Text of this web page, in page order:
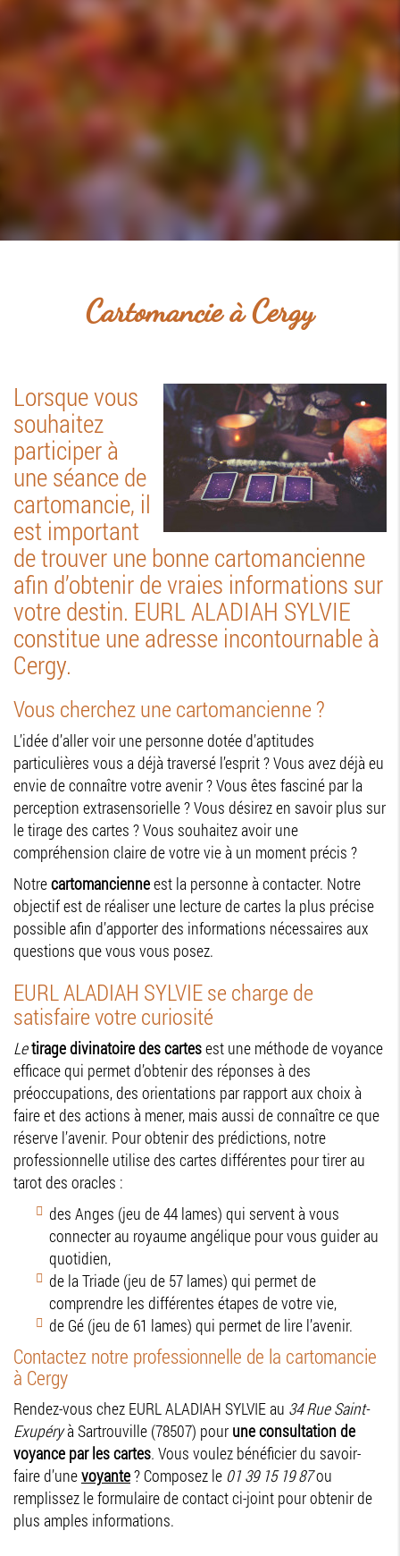
Cartomancie à Cergy
Lorsque vous
souhaitez
participer à
une séance de
cartomancie, il
est important
de trouver une bonne cartomancienne
afin d’obtenir de vraies informations sur
votre destin. EURL ALADIAH SYLVIE
constitue une adresse incontournable à
Cergy.
Vous cherchez une cartomancienne ?
L’idée d’aller voir une personne dotée d’aptitudes
particulières vous a déjà traversé l’esprit ? Vous avez déjà eu
envie de connaître votre avenir ? Vous êtes fasciné par la
perception extrasensorielle ? Vous désirez en savoir plus sur
le tirage des cartes ? Vous souhaitez avoir une
compréhension claire de votre vie à un moment précis ?
Notrecartomancienneest la personne à contacter. Notre
objectif est de réaliser une lecture de cartes la plus précise
possible afin d’apporter des informations nécessaires aux
questions que vous vous posez.
EURL ALADIAH SYLVIE se charge de
satisfaire votre curiosité
Letirage divinatoire des cartesest une méthode de voyance
efficace qui permet d’obtenir des réponses à des
préoccupations, des orientations par rapport aux choix à
faire et des actions à mener, mais aussi de connaître ce que
réserve l’avenir. Pour obtenir des prédictions, notre
professionnelle utilise des cartes différentes pour tirer au
tarot des oracles :
des Anges (jeu de 44 lames) qui servent à vous
connecter au royaume angélique pour vous guider au
quotidien,
de la Triade (jeu de 57 lames) qui permet de
comprendre les différentes étapes de votre vie,
de Gé (jeu de 61 lames) qui permet de lire l’avenir.
Contactez notre professionnelle de la cartomancie
à Cergy
Rendez-vous chez EURL ALADIAH SYLVIE au 34 Rue Saint-
Exupéryà Sartrouville (78507) pour une consultation de
voyance par les cartes. Vous voulez bénéficier du savoir-
faire d’unevoyante? Composez le 01 39 15 19 87ou
remplissez le formulaire de contact ci-joint pour obtenir de
plus amples informations.